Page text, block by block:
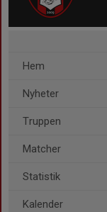
Hem
Nyheter
Truppen
Matcher
Statistik
Kalender